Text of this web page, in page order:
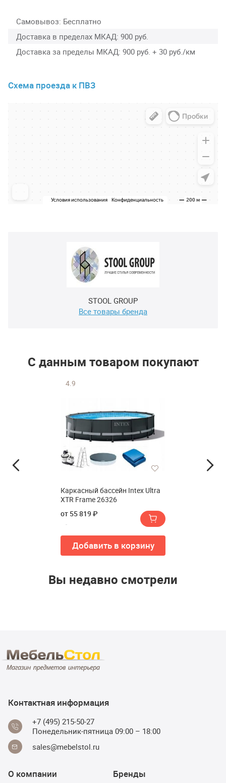
Самовывоз Бесплатно
Доставка в пределах МКАД 900 руб.
Доставка за пределы МКАД 900 руб. + 30 руб./км
Схема проезда к ПВЗ
STOOL GROUP
Все товары бренда
С данным товаром покупают
4.9
Каркасный бассейн Intex Ultra
XTR Frame 26326
от 55 819 ₽
Добавить в корзину
Вы недавно смотрели
Контактная информация
+7 (495) 215-50-27
Понедельник-пятница 09:00 – 18:00
sales@mebelstol.ru
О компании Бренды